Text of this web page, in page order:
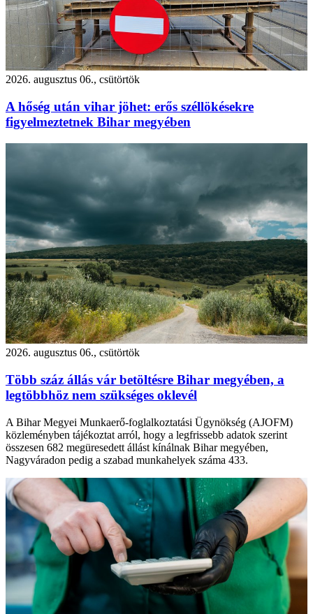
2026. augusztus 06., csütörtök
A hőség után vihar jöhet: erős széllökésekre
figyelmeztetnek Bihar megyében
2026. augusztus 06., csütörtök
Több száz állás vár betöltésre Bihar megyében, a
legtöbbhöz nem szükséges oklevél
A Bihar Megyei Munkaerő-foglalkoztatási Ügynökség (AJOFM)
közleményben tájékoztat arról, hogy a legfrissebb adatok szerint
összesen 682 megüresedett állást kínálnak Bihar megyében,
Nagyváradon pedig a szabad munkahelyek száma 433.